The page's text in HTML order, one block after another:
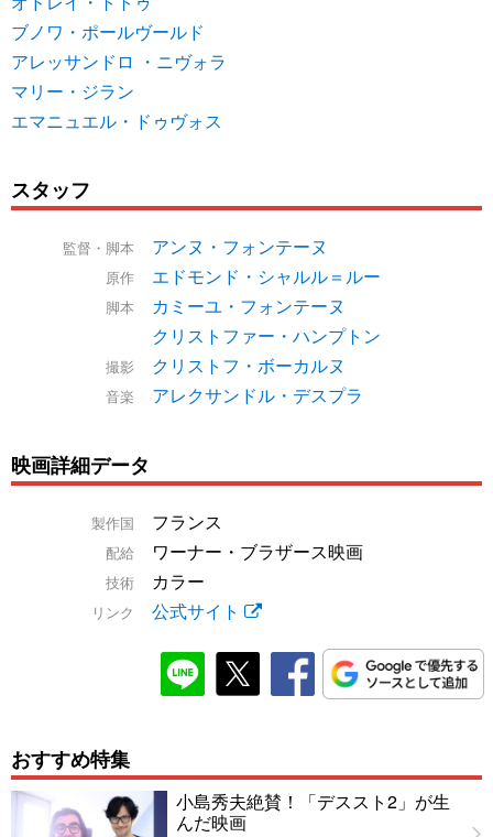
ブノワ・ポールヴールド
アレッサンドロ ・ニヴォラ
マリー・ジラン
エマニュエル・ドゥヴォス
スタッフ
監督・脚本 アンヌ・フォンテーヌ
原作 エドモンド・シャルル＝ルー
脚本
カミーユ・フォンテーヌ
クリストファー・ハンプトン
撮影 クリストフ・ボーカルヌ
音楽 アレクサンドル・デスプラ
映画詳細データ
製作国 フランス
配給 ワーナー・ブラザース映画
技術 カラー
リンク 公式サイト
おすすめ特集
小島秀夫絶賛！「デススト2」が生
んだ映画